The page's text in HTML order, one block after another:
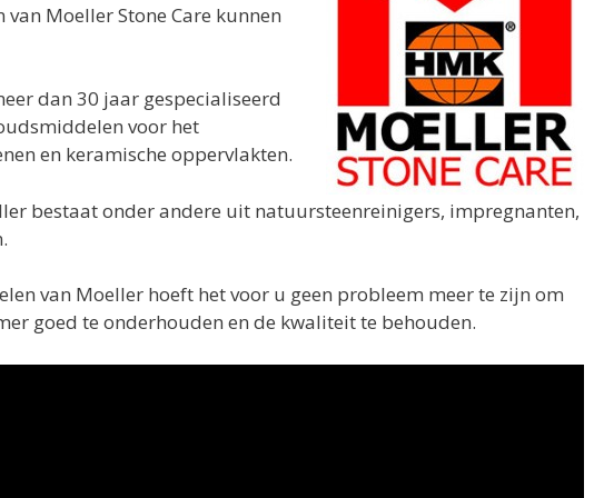
Moeller Stone Care kunnen
dan 30 jaar gespecialiseerd
voor het
en keramische oppervlakten.
bestaat onder andere uit natuursteenreinigers, impregnanten,
van Moeller hoeft het voor u geen probleem meer te zijn om
goed te onderhouden en de kwaliteit te behouden.